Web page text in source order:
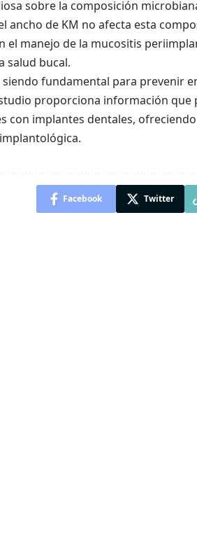
sobre la composición
de KM no afecta esta
el manejo de la mucositis
salud bucal.
fundamental para prevenir
proporciona información que
con implantes dentales,
Facebook Twitter